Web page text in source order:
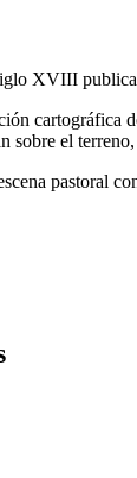
XVIII
sobre el
pastoral